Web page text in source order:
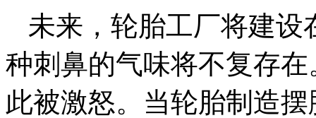
未来，轮胎工厂将建
种刺鼻的气味将不复存
此被激怒。当轮胎制造